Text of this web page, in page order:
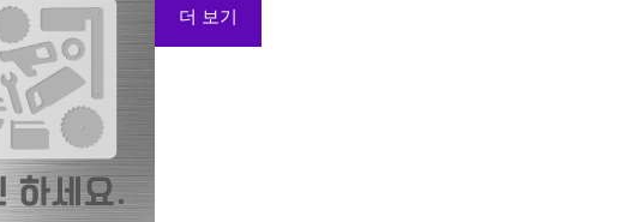
더 보기